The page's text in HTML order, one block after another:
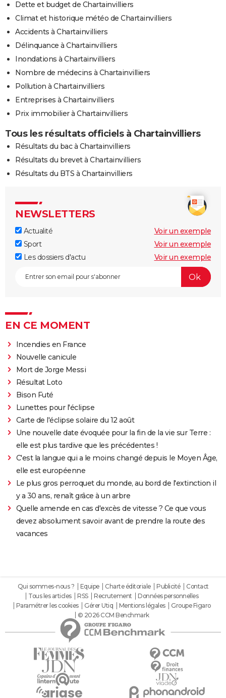
Dette et budget de Chartainvilliers
Climat et historique météo de Chartainvilliers
Accidents à Chartainvilliers
Délinquance à Chartainvilliers
Inondations à Chartainvilliers
Nombre de médecins à Chartainvilliers
Pollution à Chartainvilliers
Entreprises à Chartainvilliers
Prix immobilier à Chartainvilliers
Tous les résultats officiels à Chartainvilliers
Résultats du bac à Chartainvilliers
Résultats du brevet à Chartainvilliers
Résultats du BTS à Chartainvilliers
NEWSLETTERS
Actualité
Voir un exemple
Sport
Voir un exemple
Les dossiers d'actu
Voir un exemple
EN CE MOMENT
Incendies en France
Nouvelle canicule
Mort de Jorge Messi
Résultat Loto
Bison Futé
Lunettes pour l'éclipse
Carte de l'éclipse solaire du 12 août
Une nouvelle date évoquée pour la fin de la vie sur Terre :
elle est plus tardive que les précédentes !
C'est la langue qui a le moins changé depuis le Moyen Âge,
elle est européenne
Le plus gros perroquet du monde, au bord de l'extinction il
y a 30 ans, renaît grâce à un arbre
Quelle amende en cas d'excès de vitesse ? Ce que vous
devez absolument savoir avant de prendre la route des
vacances
Qui sommes-nous ? Equipe Charte éditoriale Publicité
Contact
Tous les articles
RSS Recrutement
Données personnelles
Paramétrer les cookies
Gérer Utiq Mentions légales
Groupe Figaro
© 2026 CCM Benchmark